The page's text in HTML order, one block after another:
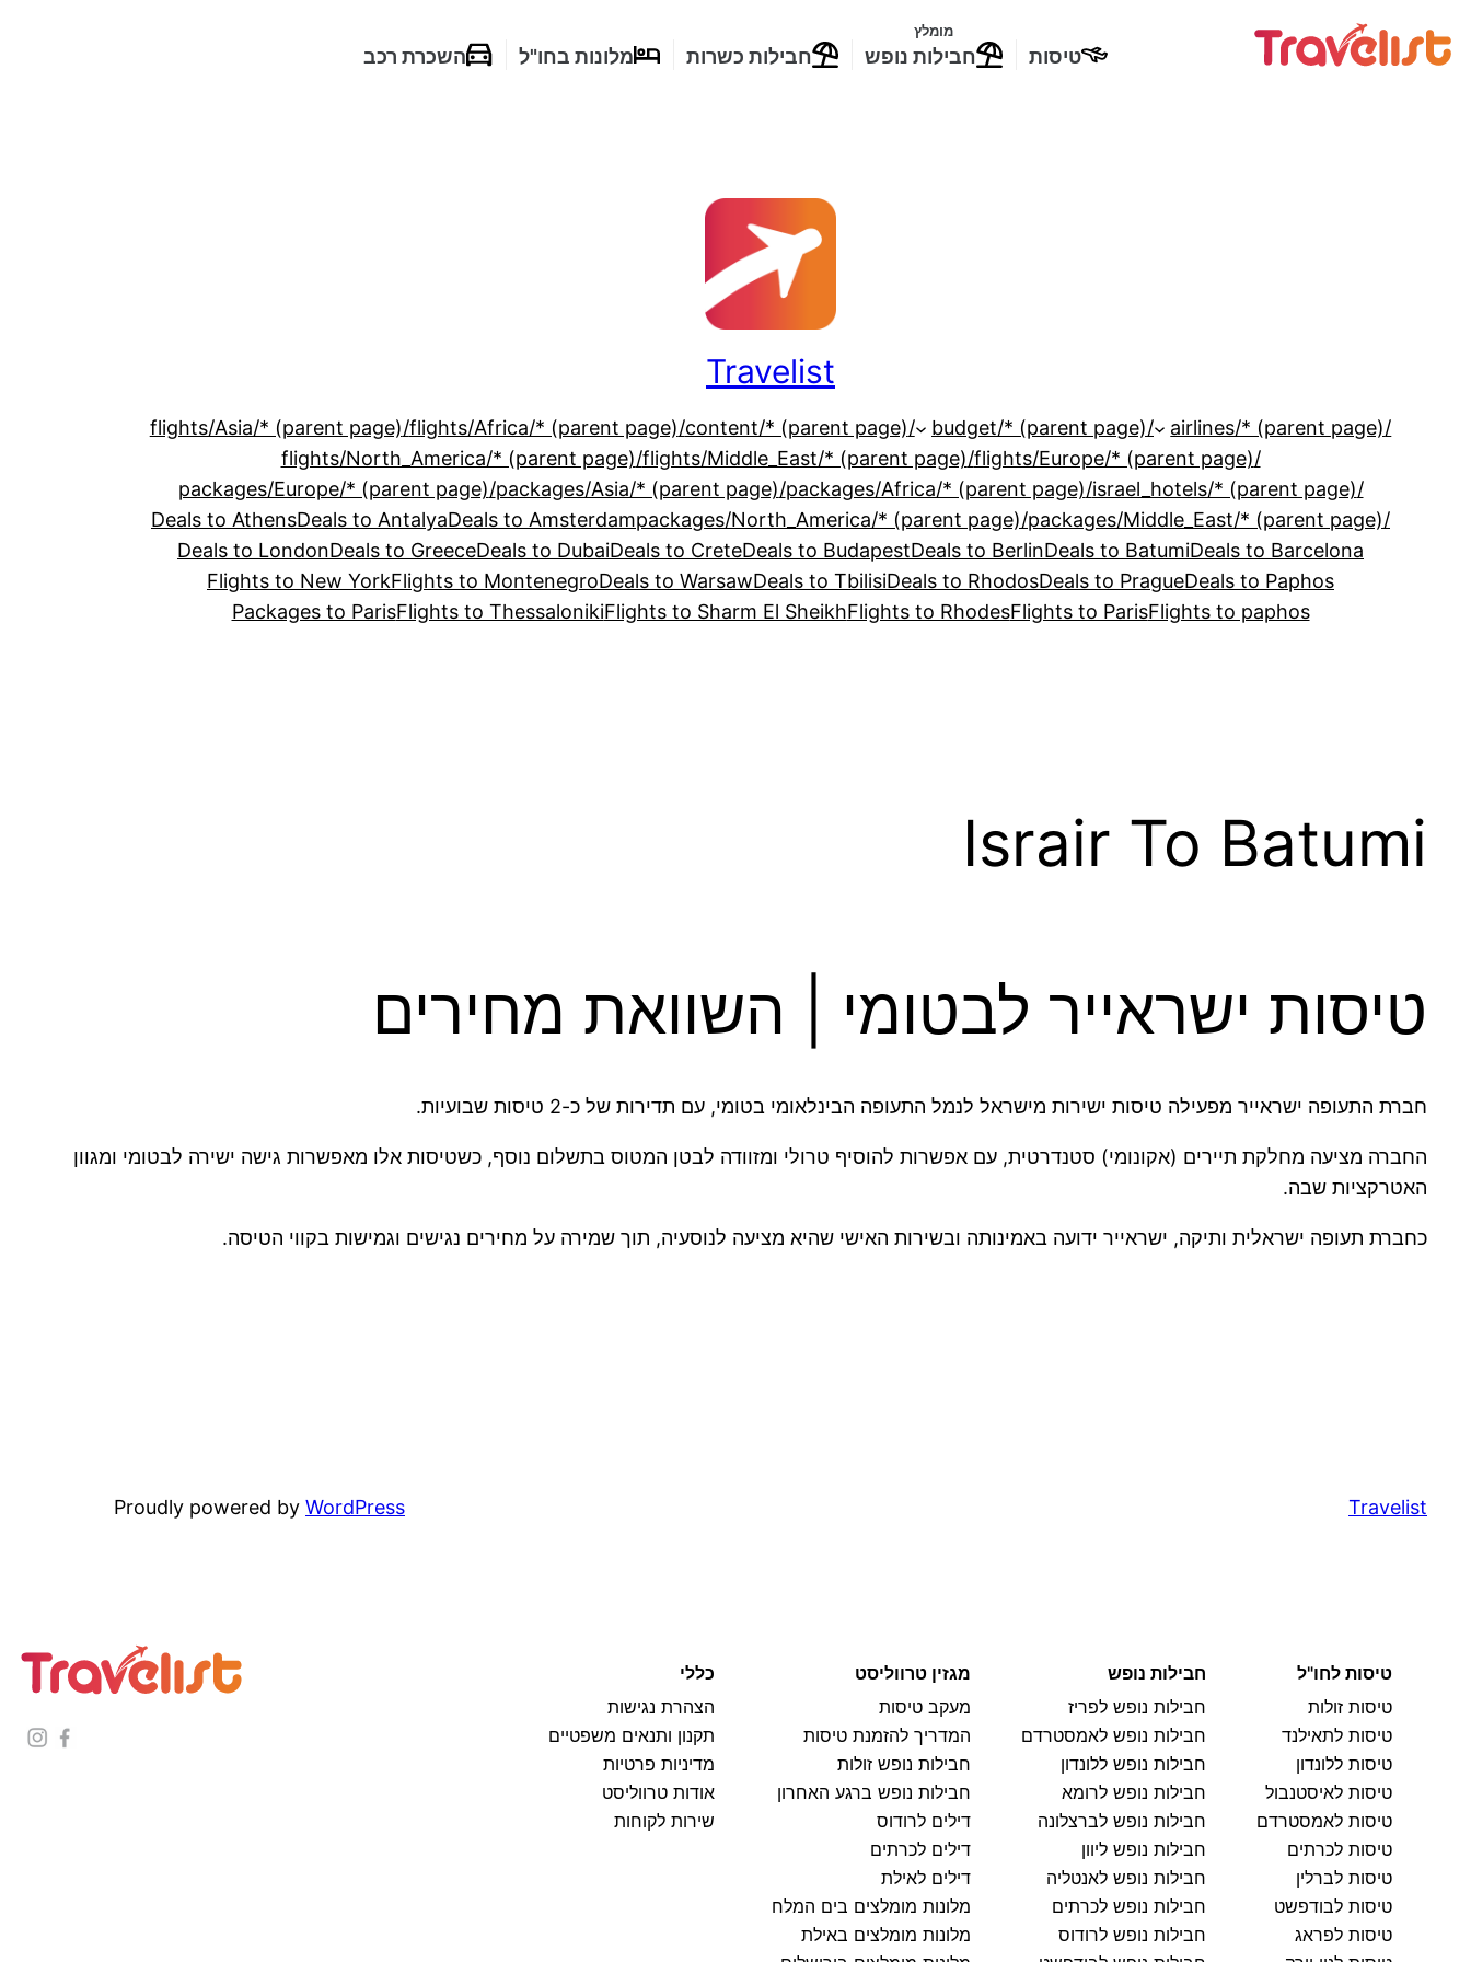
טיסות
מומלץ
חבילות נופש חבילות כשרות מלונות בחו"ל השכרת רכב
Travelist
/airlines/* (parent page)
/budget/* (parent page)
/content/* (parent page)
/flights/Africa/* (parent page)
/flights/Asia/* (parent page)
/flights/Europe/* (parent page)
/flights/Middle_East/* (parent page)
/flights/North_America/* (parent page)
/israel_hotels/* (parent page)
/packages/Africa/* (parent page)
/packages/Asia/* (parent page)
/packages/Europe/* (parent page)
/packages/Middle_East/* (parent page)
/packages/North_America/* (parent page)
Deals to Amsterdam
Deals to Antalya
Deals to Athens
Deals to Barcelona
Deals to Batumi
Deals to Berlin
Deals to Budapest
Deals to Crete
Deals to Dubai
Deals to Greece
Deals to London
Deals to Paphos
Deals to Prague
Deals to Rhodos
Deals to Tbilisi
Deals to Warsaw
Flights to Montenegro
Flights to New York
Flights to paphos
Flights to Paris
Flights to Rhodes
Flights to Sharm El Sheikh
Flights to Thessaloniki
Packages to Paris
Israir To Batumi
טיסות ישראייר לבטומי | השוואת מחירים
חברת התעופה ישראייר מפעילה טיסות ישירות מישראל לנמל התעופה הבינלאומי בטומי, עם תדירות של כ-2 טיסות שבועיות.
החברה מציעה מחלקת תיירים (אקונומי) סטנדרטית, עם אפשרות להוסיף טרולי ומזוודה לבטן המטוס בתשלום נוסף, כשטיסות אלו מאפשרות גישה ישירה לבטומי ומגוון
האטרקציות שבה.
כחברת תעופה ישראלית ותיקה, ישראייר ידועה באמינותה ובשירות האישי שהיא מציעה לנוסעיה, תוך שמירה על מחירים נגישים וגמישות בקווי הטיסה.
Travelist
Proudly powered by WordPress
טיסות לחו"ל
טיסות זולות
טיסות לתאילנד
טיסות ללונדון
טיסות לאיסטנבול
טיסות לאמסטרדם
טיסות לכרתים
טיסות לברלין
טיסות לבודפשט
טיסות לפראג
חבילות נופש
חבילות נופש לפריז
חבילות נופש לאמסטרדם
חבילות נופש ללונדון
חבילות נופש לרומא
חבילות נופש לברצלונה
חבילות נופש ליוון
חבילות נופש לאנטליה
חבילות נופש לכרתים
חבילות נופש לרודוס
מגזין טרווליסט
מעקב טיסות
המדריך להזמנת טיסות
חבילות נופש זולות
חבילות נופש ברגע האחרון
דילים לרודוס
דילים לכרתים
דילים לאילת
מלונות מומלצים בים המלח
מלונות מומלצים באילת
כללי
הצהרת נגישות
תקנון ותנאים משפטיים
מדיניות פרטיות
אודות טרווליסט
שירות לקוחות